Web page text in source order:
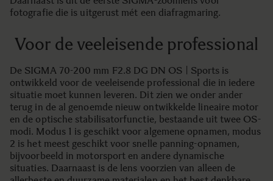
fotografie die is uitgerust mét een diafragmaring.
Voor de veeleisende professional
De SIGMA 70-200 mm F2.8 DG DN OS | Sports is
ontwikkeld voor de veeleisende professional die in iedere
situatie moet kunnen leveren. Dit zien we onder ander
terug in de al genoemde nieuw ontwikkelde lineaire motor
en de optische stabilisatorfunctie, bestaande uit twee OS-
modi. Modus 1 is geschikt voor algemene opnamen, modus
2 is het meest geschikt voor snelle panning-opnamen,
bijvoorbeeld in motorsport en andere dynamische
situaties. Daarnaast is de lens voorzien van alleen de